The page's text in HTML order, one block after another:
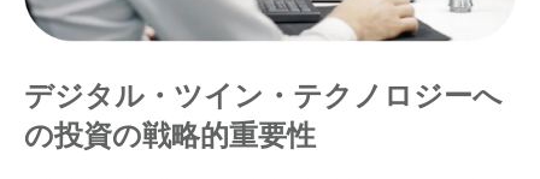
デジタル・ツイン・テクノロジーへ
の投資の戦略的重要性